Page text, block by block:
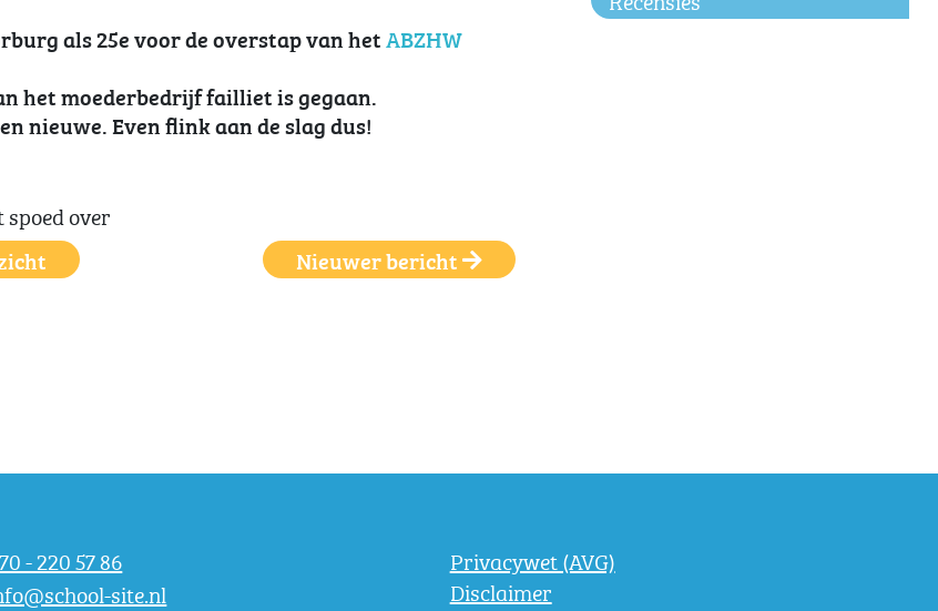
als 25e voor de overstap van hetABZHW
het moederbedrijf failliet is gegaan.
nieuwe. Even flink aan de slag dus!
Nieuwer bericht
- 220 57 86
site.nl
Privacywet (AVG)
Disclaimer